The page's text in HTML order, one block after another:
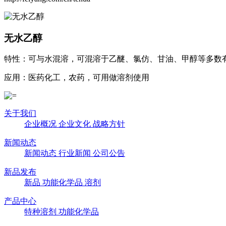
无水乙醇
特性：可与水混溶，可混溶于乙醚、氯仿、甘油、甲醇等多数
应用：医药化工，农药，可用做溶剂使用
关于我们
企业概况 企业文化 战略方针
新闻动态
新闻动态 行业新闻 公司公告
新品发布
新品 功能化学品 溶剂
产品中心
特种溶剂 功能化学品